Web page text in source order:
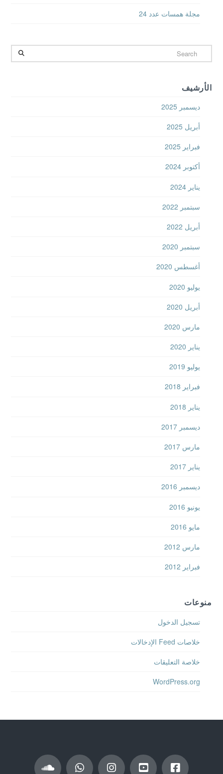
مجلة همسات عدد 24
Search
الأرشيف
ديسمبر 2025
أبريل 2025
فبراير 2025
أكتوبر 2024
يناير 2024
سبتمبر 2022
أبريل 2022
سبتمبر 2020
أغسطس 2020
يوليو 2020
أبريل 2020
مارس 2020
يناير 2020
يوليو 2019
فبراير 2018
يناير 2018
ديسمبر 2017
مارس 2017
يناير 2017
ديسمبر 2016
يونيو 2016
مايو 2016
مارس 2012
فبراير 2012
منوعات
تسجيل الدخول
خلاصات Feed الإدخالات
خلاصة التعليقات
WordPress.org